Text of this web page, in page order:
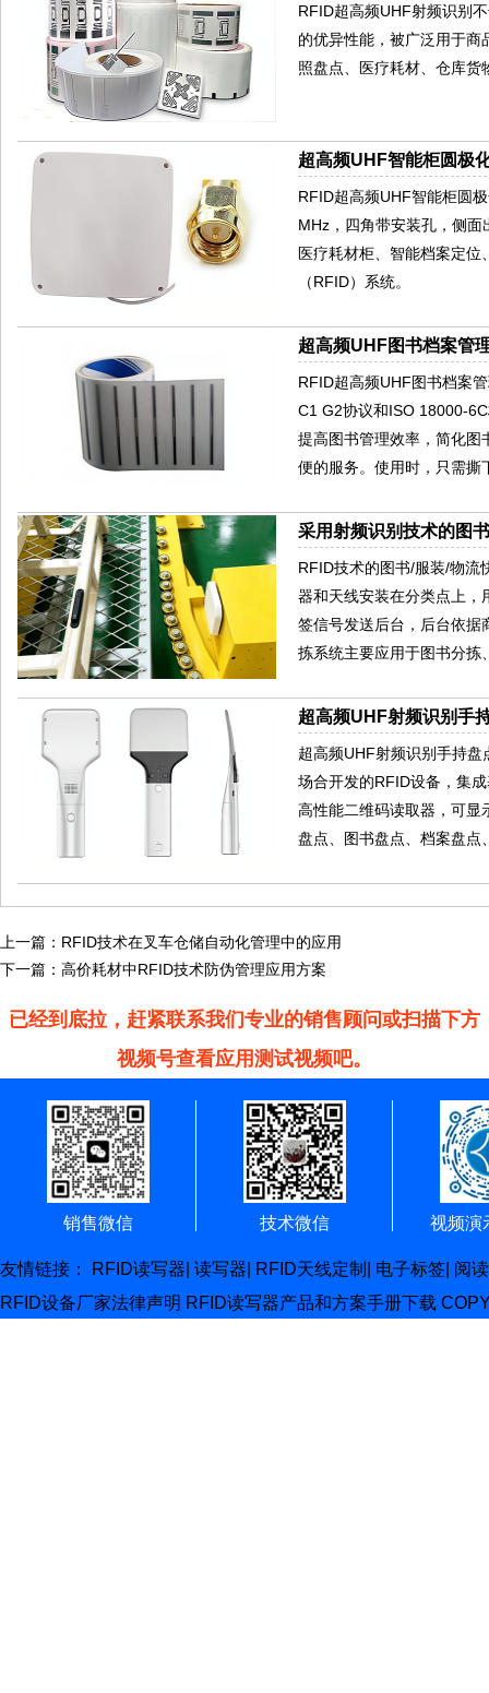
RFID超高频UHF射频识别
的优异性能，被广泛用于
照盘点、医疗耗材、仓库
超高频UHF智能柜圆极
RFID超高频UHF智能柜圆
MHz，四角带安装孔，侧
医疗耗材柜、智能档案定
（RFID）系统。
超高频UHF图书档案管
RFID超高频UHF图书档案
C1 G2协议和ISO 18000-
提高图书管理效率，简化图
便的服务。使用时，只需撕
采用射频识别技术的图
RFID技术的图书/服装/物流
器和天线安装在分类点上，
签信号发送后台，后台依据
拣系统主要应用于图书分拣
超高频UHF射频识别手
超高频UHF射频识别手持
场合开发的RFID设备，集
高性能二维码读取器，可显
盘点、图书盘点、档案盘点
上一篇： RFID技术在叉车仓储自动化管理中的应用
下一篇： 高价耗材中RFID技术防伪管理应用方案
已经到底拉，赶紧联系我们专业的销售顾问或扫描下方
视频号查看应用测试视频吧。
销售微信 技术微信 视频演
友情链接： RFID读写器 读写器 RFID天线定制 电子标签 阅
RFID设备厂家法律声明 RFID读写器产品和方案手册下载